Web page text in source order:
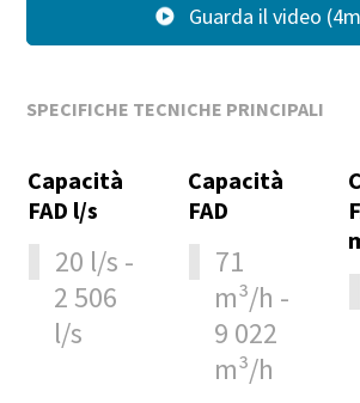
Guarda il video
SPECIFICHE TECNICHE PRINCIPALI
Capacità
FAD l/s
20 l/s -
2 506
l/s
Capacità
FAD
71
m³/h -
9 022
m³/h